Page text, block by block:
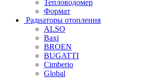
Тепловодомер
Формат
Радиаторы отопления
ALSO
Baxi
BROEN
BUGATTI
Cimberio
Global